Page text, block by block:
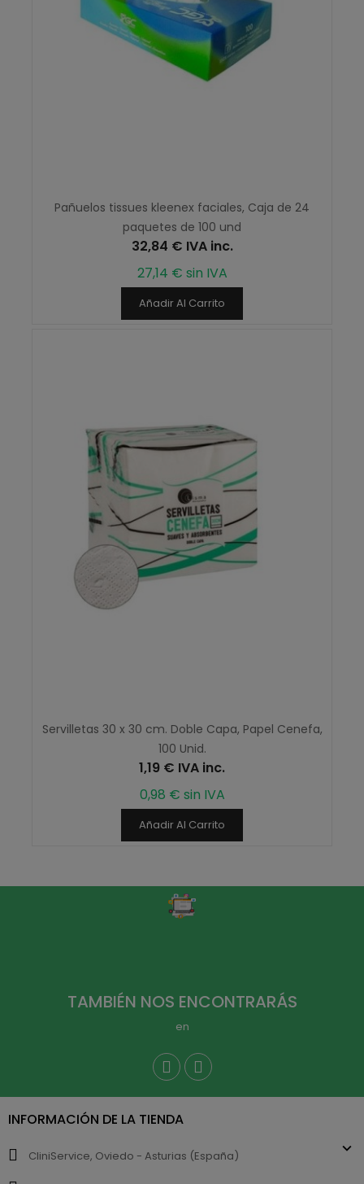
Pañuelos tissues kleenex faciales, Caja de 24
paquetes de 100 und
32,84 € IVA inc.
27,14 € sin IVA
Añadir Al Carrito
Servilletas 30 x 30 cm. Doble Capa, Papel Cenefa,
100 Unid.
1,19 € IVA inc.
0,98 € sin IVA
Añadir Al Carrito
TAMBIÉN NOS ENCONTRARÁS
en
INFORMACIÓN DE LA TIENDA
CliniService, Oviedo - Asturias (España)